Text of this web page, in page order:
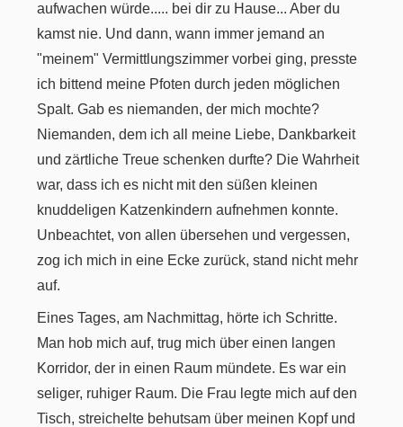
aufwachen würde..... bei dir zu Hause... Aber du
kamst nie. Und dann, wann immer jemand an
"meinem" Vermittlungszimmer vorbei ging, presste
ich bittend meine Pfoten durch jeden möglichen
Spalt. Gab es niemanden, der mich mochte?
Niemanden, dem ich all meine Liebe, Dankbarkeit
und zärtliche Treue schenken durfte? Die Wahrheit
war, dass ich es nicht mit den süßen kleinen
knuddeligen Katzenkindern aufnehmen konnte.
Unbeachtet, von allen übersehen und vergessen,
zog ich mich in eine Ecke zurück, stand nicht mehr
auf.
Eines Tages, am Nachmittag, hörte ich Schritte.
Man hob mich auf, trug mich über einen langen
Korridor, der in einen Raum mündete. Es war ein
seliger, ruhiger Raum. Die Frau legte mich auf den
Tisch, streichelte behutsam über meinen Kopf und